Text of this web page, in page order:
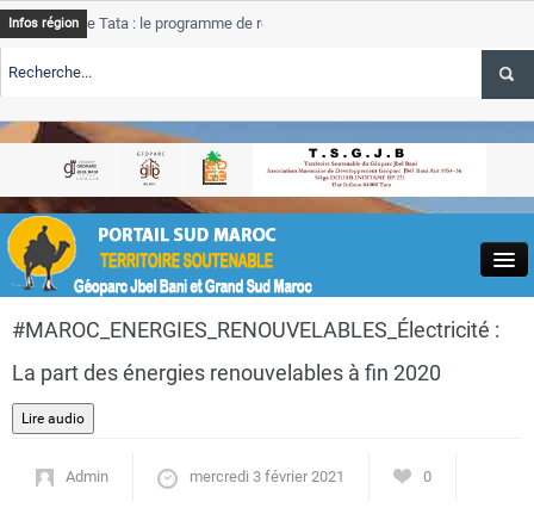
Close
Actualités
Infos région
Tata : le programme de rehabilitation post-inondations
TSGJB Tourisme : l’ONMT renforce l’aerien a Dakhla et
Tata
service
TSGJB Tourisme au Maroc : Transavia renforce les vols Paris-
#MAROC_ENERGIES_RENOUVELABLES_Électricité :
La part des énergies renouvelables à fin 2020
Admin mercredi 3 février 2021 0